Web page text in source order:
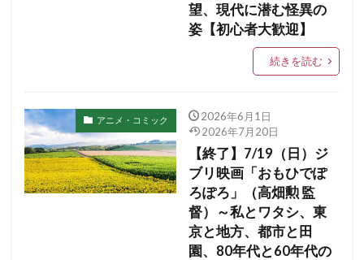
望、現代に潜む怪異の
姿【初心者大歓迎】
続きを読む
アニメ・コミック
2026年6月1日
2026年7月20日
【終了】7/19（日）ジ
ブリ映画「おもひでぽ
ろぽろ」（高畑勲 監
督）～私とワタシ、東
京と地方、都市と田
園、80年代と60年代の